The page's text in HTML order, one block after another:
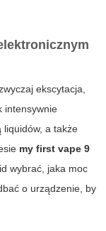
ekscytacja,
intensywnie
liquidów, a także
my first vape 9
wybrać, jaka moc
o urządzenie, by